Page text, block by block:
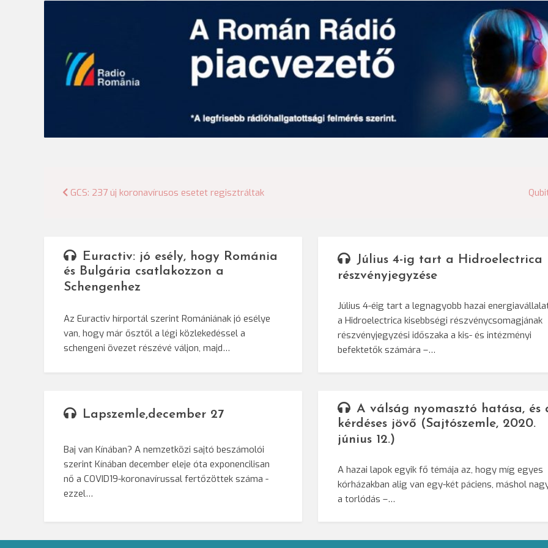
Bejegyzés
GCS: 237 új koronavírusos esetet regisztráltak
Euractiv: jó esély, hogy Románia
és Bulgária csatlakozzon a
Schengenhez
Az Euractiv hírportál szerint Romániának jó esélye
van, hogy már ősztől a légi közlekedéssel a
schengeni övezet részévé váljon, majd…
Július 4-ig tart a Hidroelectrica
részvényjegyzése
Július 4-éig tart a legnagyobb hazai
a Hidroelectrica kisebbségi részvénycsomagjának
részvényjegyzési időszaka a kis- és intézményi
befektetők számára –…
Lapszemle,december 27
Baj van Kínában? A nemzetközi sajtó beszámolói
szerint Kínában december eleje óta exponencilisan
nő a COVID19-koronavírussal fertőzöttek száma -
ezzel…
A válság nyomasztó hatása, és
kérdéses jövő (Sajtószemle, 2020.
június 12.)
A hazai lapok egyik fő témája az, hogy míg egyes
kórházakban alig van egy-két páciens, máshol
a torlódás –…